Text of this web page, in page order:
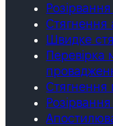
Стягнення
Швидке
Перевірка
Стягнення